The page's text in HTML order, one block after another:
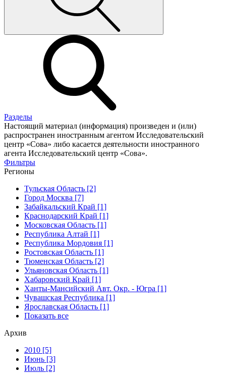
Разделы
Настоящий материал (информация) произведен и (или)
распространен иностранным агентом Исследовательский
центр «Сова» либо касается деятельности иностранного
агента Исследовательский центр «Сова».
Фильтры
Регионы
Тульская Область [2]
Город Москва [7]
Забайкальский Край [1]
Краснодарский Край [1]
Московская Область [1]
Республика Алтай [1]
Республика Мордовия [1]
Ростовская Область [1]
Тюменская Область [2]
Ульяновская Область [1]
Хабаровский Край [1]
Ханты-Мансийский Авт. Окр. - Югра [1]
Чувашская Республика [1]
Ярославская Область [1]
Показать все
Архив
2010 [5]
Июнь [3]
Июль [2]